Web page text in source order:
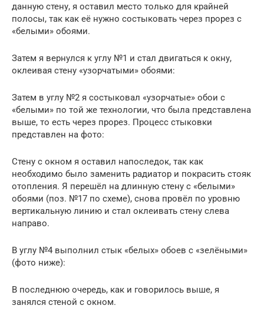
данную стену, я оставил место только для крайней
полосы, так как её нужно состыковать через прорез с
«белыми» обоями.
Затем я вернулся к углу №1 и стал двигаться к окну,
оклеивая стену «узорчатыми» обоями:
Затем в углу №2 я состыковал «узорчатые» обои с
«белыми» по той же технологии, что была представлена
выше, то есть через прорез. Процесс стыковки
представлен на фото:
Стену с окном я оставил напоследок, так как
необходимо было заменить радиатор и покрасить стояк
отопления. Я перешёл на длинную стену с «белыми»
обоями (поз. №17 по схеме), снова провёл по уровню
вертикальную линию и стал оклеивать стену слева
направо.
В углу №4 выполнил стык «белых» обоев с «зелёными»
(фото ниже):
В последнюю очередь, как и говорилось выше, я
занялся стеной с окном.